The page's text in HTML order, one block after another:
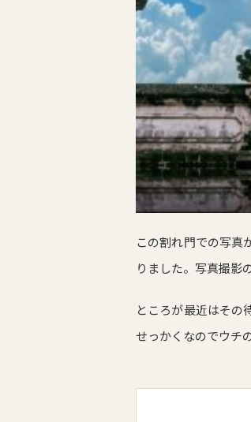
この割れ門での写真
りました。写真撮影
ところが最近はその
せっかくなのでウチ